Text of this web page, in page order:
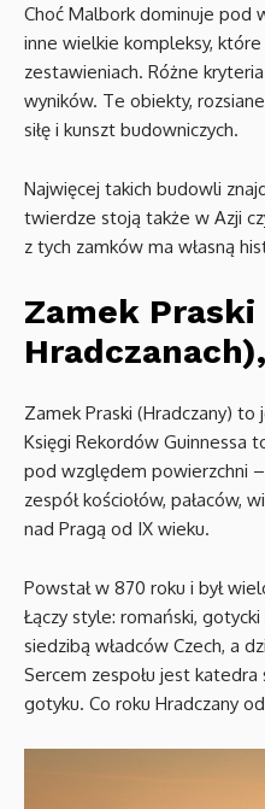
Choć Malbork dominuje pod
inne wielkie kompleksy,
zestawieniach. Różne
wyników. Te obiekty,
siłę i kunszt budowniczych.
Najwięcej takich budowli
twierdze stoją także w Azji
z tych zamków ma własną
Zamek
Zamek Praski (Hradczany) to
Księgi Rekordów Guinnessa
pod względem powierzchni
zespół kościołów, pałaców,
nad Pragą od IX wieku.
Powstał w 870 roku i był
Łączy style: romański,
siedzibą władców Czech, a
Sercem zespołu jest
gotyku. Co roku Hradczany